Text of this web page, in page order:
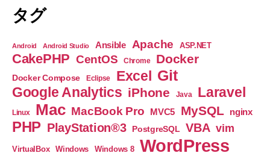
Marvericks
に
し
た
ら
Oracle
VM
タグ
Android Android Studio Ansible Apache ASP.NET
CakePHP CentOS Chrome Docker
Docker Compose Eclipse Excel Git
Google Analytics iPhone Java Laravel
Linux Mac MacBook Pro MVC5 MySQL nginx
PHP PlayStation®3 PostgreSQL VBA vim
VirtualBox Windows Windows 8 WordPress